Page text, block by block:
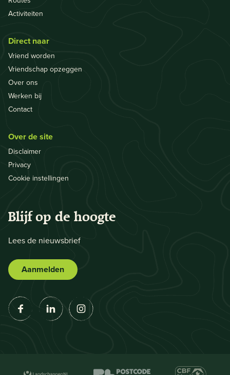
Activiteiten
Direct naar
Vriend worden
Vriendschap opzeggen
Over ons
Werken bij
Contact
Over de site
Disclaimer
Privacy
Cookie instellingen
Blijf op de hoogte
Lees de nieuwsbrief
Aanmelden